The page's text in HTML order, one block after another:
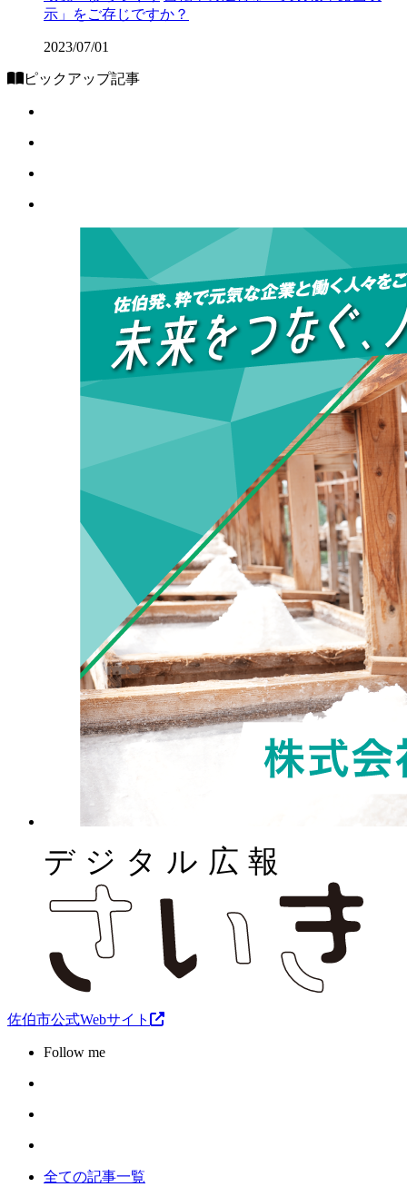
示」をご存じですか？
2023/07/01
ピックアップ記事
佐伯市公式Webサイト
Follow me
全ての記事一覧